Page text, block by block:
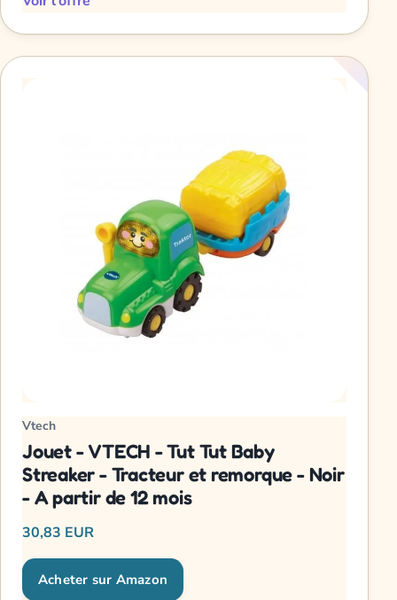
Vtech
Jouet - VTECH - Tut Tut Baby
Streaker - Tracteur et remorque - Noir
- A partir de 12 mois
30,83 EUR
Acheter sur Amazon